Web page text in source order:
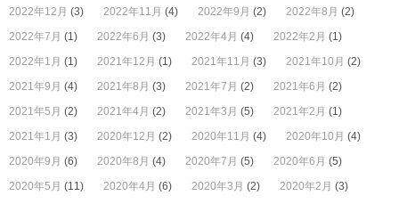
2022年12月 (3) 2022年11月 (4) 2022年9月 (2) 2022年8月 (2)
2022年7月 (1) 2022年6月 (3) 2022年4月 (4) 2022年2月 (1)
2022年1月 (1) 2021年12月 (1) 2021年11月 (3) 2021年10月 (2)
2021年9月 (4) 2021年8月 (3) 2021年7月 (2) 2021年6月 (2)
2021年5月 (2) 2021年4月 (2) 2021年3月 (5) 2021年2月 (1)
2021年1月 (3) 2020年12月 (2) 2020年11月 (4) 2020年10月 (4)
2020年9月 (6) 2020年8月 (4) 2020年7月 (5) 2020年6月 (5)
2020年5月 (11) 2020年4月 (6) 2020年3月 (2) 2020年2月 (3)